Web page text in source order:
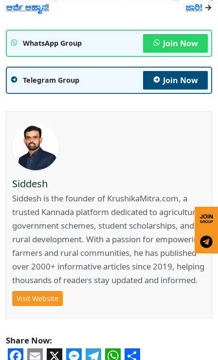
ಅರ್ಜಿ ಆಹ್ವಾನ!
ಜಾರಿ! →
WhatsApp Group Join Now
Telegram Group Join Now
Siddesh
Siddesh is the founder of KrushikaMitra.com, a
trusted Kannada platform dedicated to agriculture,
government schemes, student scholarships, and
rural development. With a passion for empowering
farmers and rural communities, he has published
over 2000+ informative articles since 2019, helping
thousands of readers stay updated and informed.
Visit Website
Share Now: